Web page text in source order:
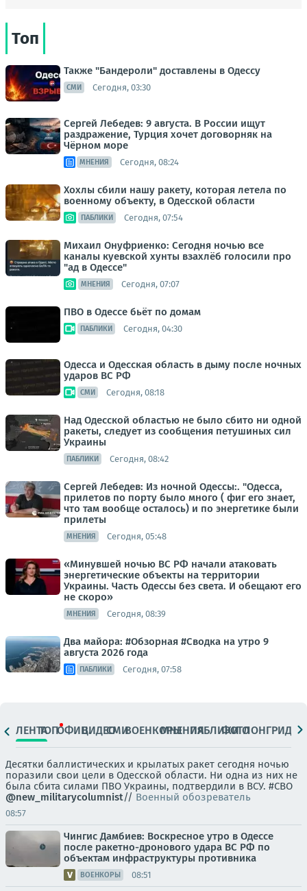
Топ
Также "Бандероли" доставлены в Одессу
СМИ Сегодня, 03:30
Сергей Лебедев: 9 августа. В России ищут
раздражение, Турция хочет договорняк на
Чёрном море
МНЕНИЯ Сегодня, 08:24
Хохлы сбили нашу ракету, которая летела по
военному объекту, в Одесской области
ПАБЛИКИ Сегодня, 07:54
Михаил Онуфриенко: Сегодня ночью все
каналы куевской хунты взахлёб голосили про
"ад в Одессе"
МНЕНИЯ Сегодня, 07:07
ПВО в Одессе бьёт по домам
ПАБЛИКИ Сегодня, 04:30
Одесса и Одесская область в дыму после ночных
ударов ВС РФ
СМИ Сегодня, 08:18
Над Одесской областью не было сбито ни одной
ракеты, следует из сообщения петушиных сил
Украины
ПАБЛИКИ Сегодня, 08:42
Сергей Лебедев: Из ночной Одессы:. "Одесса,
прилетов по порту было много ( фиг его знает,
что там вообще осталось) и по энергетике были
прилеты
МНЕНИЯ Сегодня, 05:48
«Минувшей ночью ВС РФ начали атаковать
энергетические объекты на территории
Украины. Часть Одессы без света. И обещают его
не скоро»
МНЕНИЯ Сегодня, 08:39
Два майора: #Обзорная #Сводка на утро 9
августа 2026 года
ПАБЛИКИ Сегодня, 07:58
ЛЕНТАТОПОФИЦ.ВИДЕОСМИВОЕНКОРЫМНЕНИЯПАБЛИКИ
ФОТОЛОНГРИДЫ
Десятки баллистических и крылатых ракет сегодня ночью
поразили свои цели в Одесской области. Ни одна из них не
была сбита силами ПВО Украины, подтвердили в ВСУ. #СВО
@new_militarycolumnist// Военный обозреватель
08:57
Чингис Дамбиев: Воскресное утро в Одессе
после ракетно-дронового удара ВС РФ по
объектам инфраструктуры противника
ВОЕНКОРЫ 08:51